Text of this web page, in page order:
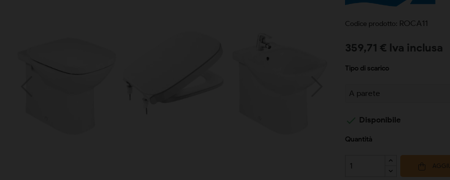
Codice prodotto: ROCA11
359,71 € Iva inclusa
Tipo di scarico
 Disponibile
Quantità